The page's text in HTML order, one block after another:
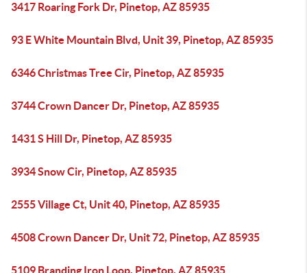
3417 Roaring Fork Dr, Pinetop, AZ 85935
93 E White Mountain Blvd, Unit 39, Pinetop, AZ 85935
6346 Christmas Tree Cir, Pinetop, AZ 85935
3744 Crown Dancer Dr, Pinetop, AZ 85935
1431 S Hill Dr, Pinetop, AZ 85935
3934 Snow Cir, Pinetop, AZ 85935
2555 Village Ct, Unit 40, Pinetop, AZ 85935
4508 Crown Dancer Dr, Unit 72, Pinetop, AZ 85935
5109 Branding Iron Loop, Pinetop, AZ 85935